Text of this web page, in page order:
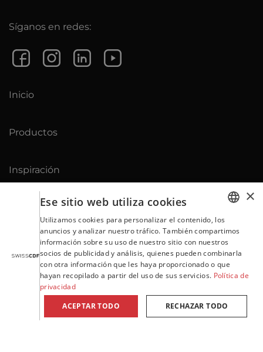
Síganos en redes:
Inicio
Productos
Inspiración
Download
Contacto
GERMAN
ENGLISH
FRENCH
PORTUGUESE
×
Ese sitio web utiliza cookies
Utilizamos cookies para personalizar el contenido, los
anuncios y analizar nuestro tráfico. También compartimos
información sobre su uso de nuestro sitio con nuestros
socios de publicidad y análisis, quienes pueden combinarla
con otra información que les haya proporcionado o que
hayan recopilado a partir del uso de sus servicios. Política de
privacidad
ACEPTAR TODO
RECHAZAR TODO